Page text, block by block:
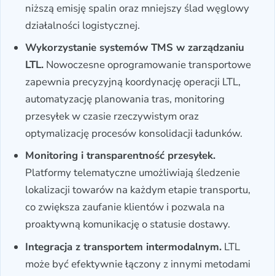
niższą emisję spalin oraz mniejszy ślad węglowy
działalności logistycznej.
Wykorzystanie systemów TMS w zarządzaniu
LTL. Nowoczesne oprogramowanie transportowe
zapewnia precyzyjną koordynację operacji LTL,
automatyzację planowania tras, monitoring
przesyłek w czasie rzeczywistym oraz
optymalizację procesów konsolidacji ładunków.
Monitoring i transparentność przesyłek.
Platformy telematyczne umożliwiają śledzenie
lokalizacji towarów na każdym etapie transportu,
co zwiększa zaufanie klientów i pozwala na
proaktywną komunikację o statusie dostawy.
Integracja z transportem intermodalnym. LTL
może być efektywnie łączony z innymi metodami